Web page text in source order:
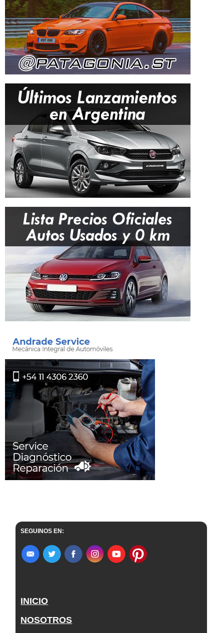
SEGUINOS EN:
INICIO
NOSOTROS